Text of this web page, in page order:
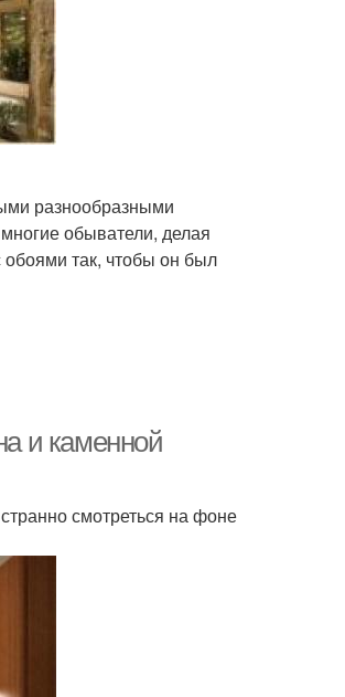
разнообразными
обыватели, делая
обоями так, чтобы он был
и каменной
смотреться на фоне